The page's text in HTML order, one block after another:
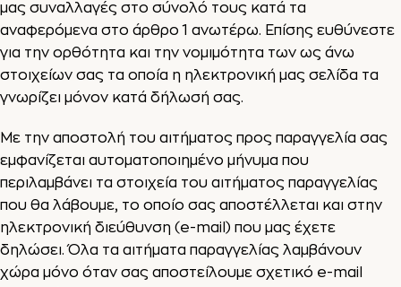
μας συναλλαγές στο σύνολό τους κατά τα
αναφερόμενα στο άρθρο 1 ανωτέρω. Επίσης ευθύνεστε
για την ορθότητα και την νομιμότητα των ως άνω
στοιχείων σας τα οποία η ηλεκτρονική μας σελίδα τα
γνωρίζει μόνον κατά δήλωσή σας.
Με την αποστολή του αιτήματος προς παραγγελία σας
εμφανίζεται αυτοματοποιημένο μήνυμα που
περιλαμβάνει τα στοιχεία του αιτήματος παραγγελίας
που θα λάβουμε, το οποίο σας αποστέλλεται και στην
ηλεκτρονική διεύθυνση (e-mail) που μας έχετε
δηλώσει. Όλα τα αιτήματα παραγγελίας λαμβάνουν
χώρα μόνο όταν σας αποστείλουμε σχετικό e-mail